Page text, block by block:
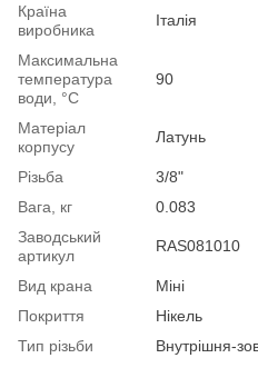
Країна
виробника
Італія
Максимальна
температура
води, °С
90
Матеріал
корпусу
Латунь
Різьба
3/8"
Вага, кг
0.083
Заводський
артикул
RAS081010
Вид крана
Міні
Покриття
Нікель
Тип різьби
Внутрішня-